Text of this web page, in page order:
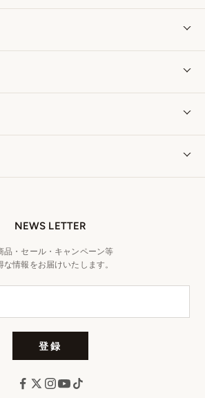
NEWS LETTER
品・セール・キャンペーン等
な情報をお届けいたします。
登録